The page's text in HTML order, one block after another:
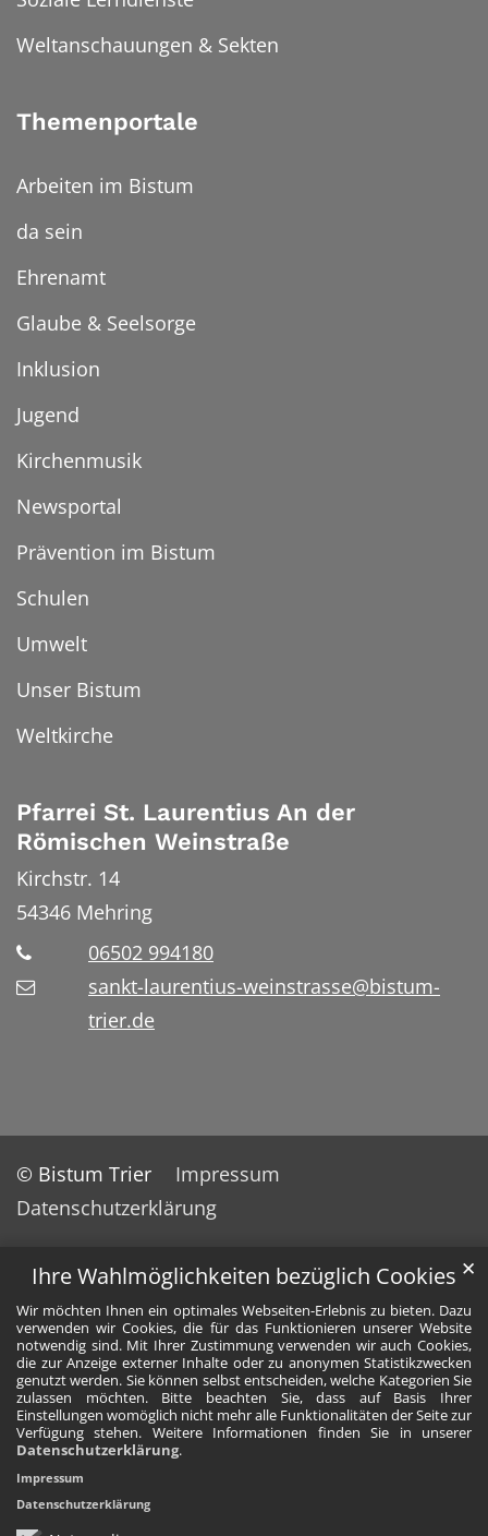
Ihre Wahlmöglichkeiten bezüglich Cookies
Wir möchten Ihnen ein optimales Webseiten-Erlebnis zu bieten. Dazu
verwenden wir Cookies, die für das Funktionieren unserer Website
notwendig sind. Mit Ihrer Zustimmung verwenden wir auch Cookies,
die zur Anzeige externer Inhalte oder zu anonymen Statistikzwecken
genutzt werden. Sie können selbst entscheiden, welche Kategorien Sie
zulassen möchten. Bitte beachten Sie, dass auf Basis Ihrer
Einstellungen womöglich nicht mehr alle Funktionalitäten der Seite zur
Verfügung stehen. Weitere Informationen finden Sie in unserer
Datenschutzerklärung.
✕
Impressum
Datenschutzerklärung
Weltanschauungen & Sekten
Themenportale
Arbeiten im Bistum
da sein
Ehrenamt
Glaube & Seelsorge
Inklusion
Jugend
Kirchenmusik
Newsportal
Prävention im Bistum
Schulen
Umwelt
Unser Bistum
Weltkirche
Pfarrei St. Laurentius An der
Römischen Weinstraße
Kirchstr. 14
54346 Mehring
06502 994180
sankt-laurentius-weinstrasse@bistum-
trier.de
© Bistum Trier
Impressum
Datenschutzerklärung